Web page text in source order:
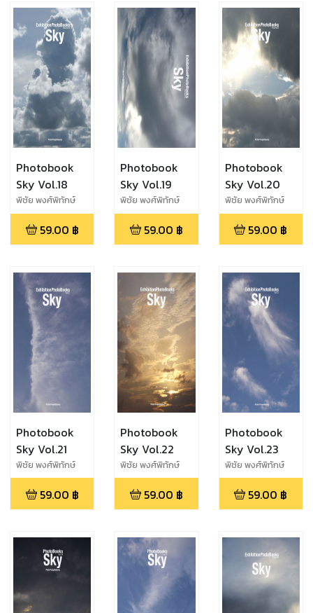
Photobook
Sky Vol.18
พิชัย พงศ์พิทักษ์
พงศ์
59.00 ฿
Photobook
Sky Vol.19
พิชัย พงศ์พิทักษ์
พงศ์
59.00 ฿
Photobook
Sky Vol.20
พิชัย พงศ์พิทักษ์
พงศ์
59.00 ฿
Photobook
Sky Vol.21
พิชัย พงศ์พิทักษ์
พงศ์
59.00 ฿
Photobook
Sky Vol.22
พิชัย พงศ์พิทักษ์
พงศ์
59.00 ฿
Photobook
Sky Vol.23
พิชัย พงศ์พิทักษ์
พงศ์
59.00 ฿